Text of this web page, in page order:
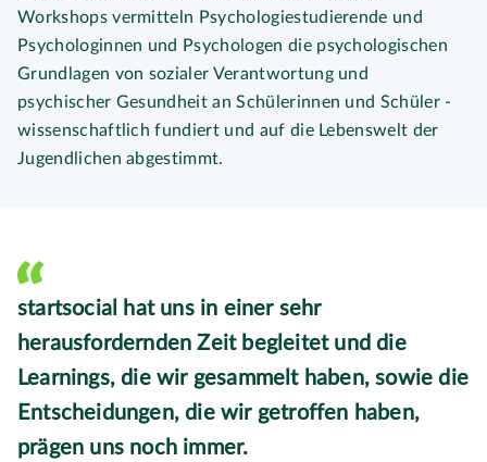
Workshops vermitteln Psychologiestudierende und
Psychologinnen und Psychologen die psychologischen
Grundlagen von sozialer Verantwortung und
psychischer Gesundheit an Schülerinnen und Schüler -
wissenschaftlich fundiert und auf die Lebenswelt der
Jugendlichen abgestimmt.
startsocial hat uns in einer sehr
herausfordernden Zeit begleitet und die
Learnings, die wir gesammelt haben, sowie die
Entscheidungen, die wir getroffen haben,
prägen uns noch immer.